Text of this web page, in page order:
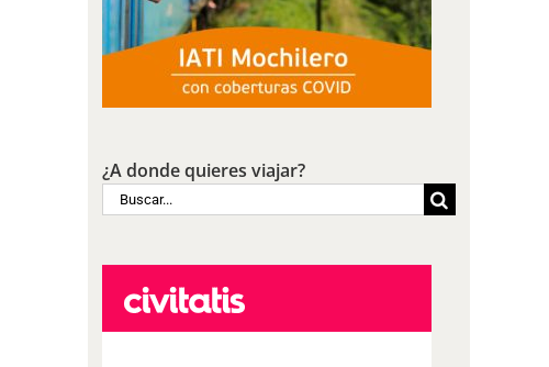
¿A donde quieres viajar?
Buscar: